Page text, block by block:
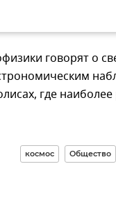
говорят о
где
космос Общество